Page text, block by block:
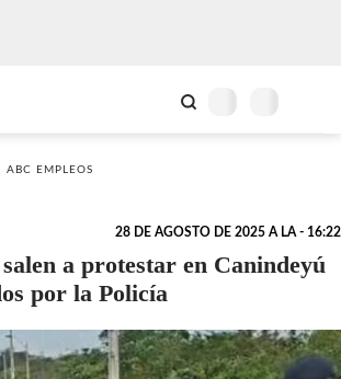
ABC EMPLEOS
28 DE AGOSTO DE 2025 A LA - 16:22
a protestar en Canindeyú
por la Policía